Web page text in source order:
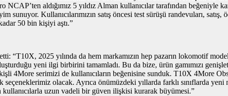
aldığımız 5 yıldız Alman kullanıcılar tarafından beğeniyle
Kullanıcılarımızın satış öncesi test sürüşü randevuları, satış,
50 bin kişiyi aştı.”
“T10X, 2025 yılında da hem markamızın hep pazarın lokomotif
yeni ilgi birbirini tamamladı. Bu da bize, ürün gamımızı
4More serimizi de kullanıcıların beğenisine sunduk. T10X 4More
olacak. Ayrıca önümüzdeki yıllarda farklı sınıflarda yeni
uzun vadeli bir güven ilişkisi kurarak büyümesi.”